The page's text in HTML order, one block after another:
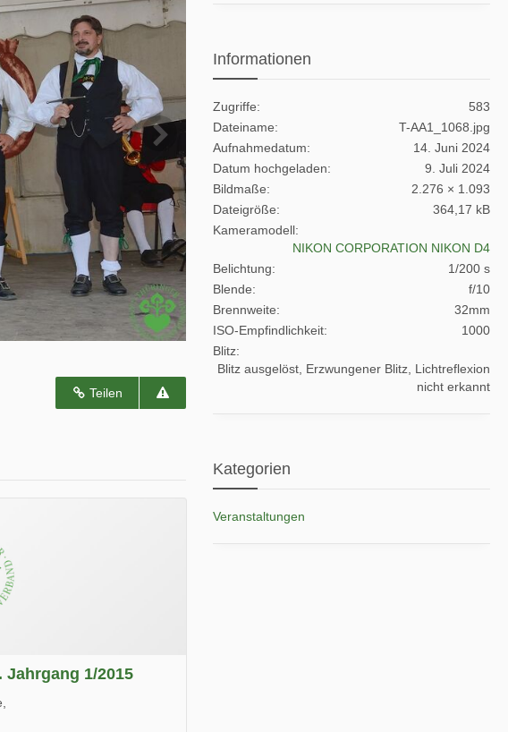
Teilen
1/2015
Informationen
Zugriffe
583
Dateiname
T-AA1_1068.jpg
Aufnahmedatum
14. Juni 2024
Datum hochgeladen
9. Juli 2024
Bildmaße
2.276 × 1.093
Dateigröße
364,17 kB
Kameramodell
NIKON CORPORATION NIKON D4
Belichtung
1/200 s
Blende
f/10
Brennweite
32mm
ISO-Empfindlichkeit
1000
Blitz
Blitz ausgelöst, Erzwungener Blitz, Lichtreflexion
nicht erkannt
Kategorien
Veranstaltungen